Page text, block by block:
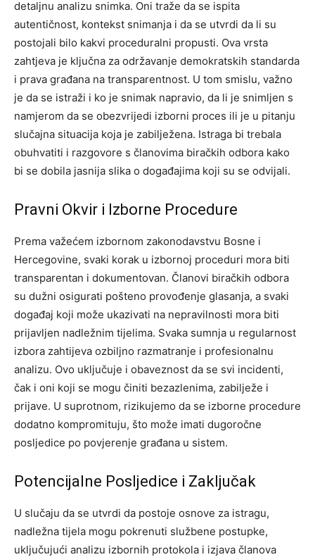
detaljnu analizu snimka. Oni traže da se ispita
autentičnost, kontekst snimanja i da se utvrdi da li su
postojali bilo kakvi proceduralni propusti. Ova vrsta
zahtjeva je ključna za održavanje demokratskih standarda
i prava građana na transparentnost. U tom smislu, važno
je da se istraži i ko je snimak napravio, da li je snimljen s
namjerom da se obezvrijedi izborni proces ili je u pitanju
slučajna situacija koja je zabilježena. Istraga bi trebala
obuhvatiti i razgovore s članovima biračkih odbora kako
bi se dobila jasnija slika o događajima koji su se odvijali.
Pravni Okvir i Izborne Procedure
Prema važećem izbornom zakonodavstvu Bosne i
Hercegovine, svaki korak u izbornoj proceduri mora biti
transparentan i dokumentovan. Članovi biračkih odbora
su dužni osigurati pošteno provođenje glasanja, a svaki
događaj koji može ukazivati na nepravilnosti mora biti
prijavljen nadležnim tijelima. Svaka sumnja u regularnost
izbora zahtijeva ozbiljno razmatranje i profesionalnu
analizu. Ovo uključuje i obaveznost da se svi incidenti,
čak i oni koji se mogu činiti bezazlenima, zabilježe i
prijave. U suprotnom, rizikujemo da se izborne procedure
dodatno kompromituju, što može imati dugoročne
posljedice po povjerenje građana u sistem.
Potencijalne Posljedice i Zaključak
U slučaju da se utvrdi da postoje osnove za istragu,
nadležna tijela mogu pokrenuti službene postupke,
uključujući analizu izbornih protokola i izjava članova